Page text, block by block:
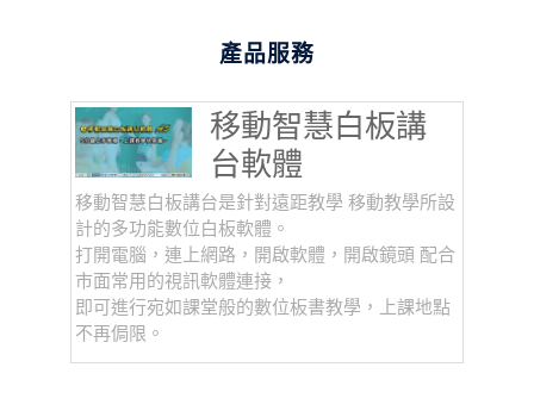
產品服務
移動智慧白板講
台軟體
移動智慧白板講台是針對遠距教學 移動教學所設
計的多功能數位白板軟體。
打開電腦，連上網路，開啟軟體，開啟鏡頭 配合
市面常用的視訊軟體連接，
即可進行宛如課堂般的數位板書教學，上課地點
不再侷限。